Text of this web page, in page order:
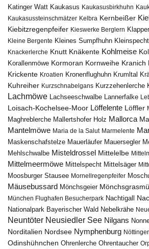
Katinger Watt Kaukasus Kaukasusbirkhuhn
Kaukasussteinschmätzer Kelbra Kernbeißer
Kiebitzregenpfeifer Kieswerke Berglern
Kleine Bergente Kleines Sumpfhuhn Kleinspecht
Knackerlerche Knutt Knäkente Kohlmeise
Korallenmöwe Kormoran Kornweihe Kranich
Krickente Kroatien Kronenflughuhn Krumltal
Kuhreiher Kurzschnabelgans Kurzzehenlerche
Lachmöwe Lachseeschwalbe Lannerfalke
Loisach-Kochelsee-Moor Löffelente Löffler
Maghreblerche Mallertshofer Holz Mallorca
Mantelmöwe Maria de la Salut Marmelente
Maskenschafstelze Mauerläufer Mauersegler
Mehlschwalbe Misteldrossel Mittelelbe
Mittelmeermöwe Mittelspecht Mittelsäger
Moosburger Stausee Mornellregenpfeifer
Mäusebussard Mönchsgeier
München Flughafen Besucherpark Nachtigall
Nationalpark Bayerischer Wald Nebelkrähe
Neuntöter Neusiedler See Nilgans
Norditalien Nordsee Nymphenburg
Odinshühnchen Ohrenlerche Ohrentaucher